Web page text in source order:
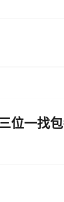
位一找